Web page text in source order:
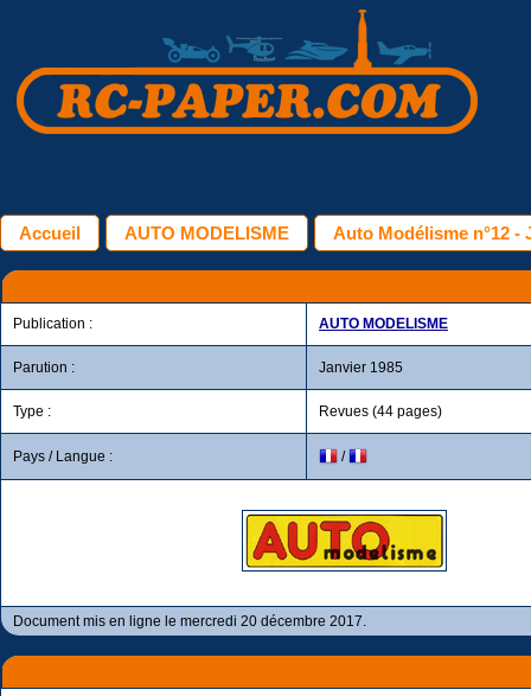
Accueil AUTO MODELISME Auto Modélisme n°12 -
Publication : AUTO MODELISME
Parution : Janvier 1985
Type : Revues (44 pages)
Pays / Langue : /
Document mis en ligne le mercredi 20 décembre 2017.